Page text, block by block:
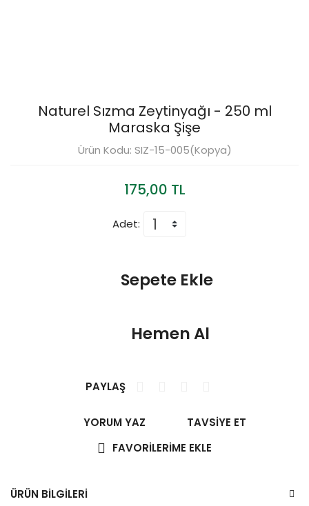
Naturel Sızma Zeytinyağı - 250 ml
Maraska Şişe
Ürün Kodu: SIZ-15-005(Kopya)
175,00 TL
Adet:
Sepete Ekle
Hemen Al
PAYLAŞ
YORUM YAZ TAVSİYE ET
ÜRÜN BİLGİLERİ